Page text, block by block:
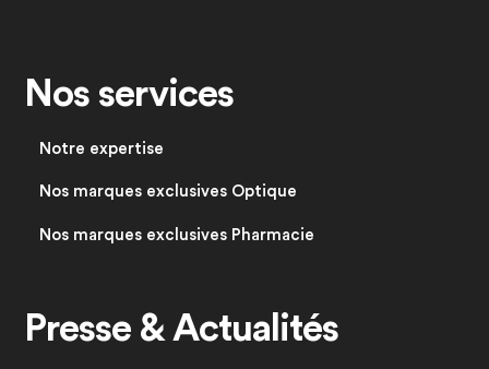
Nos services
Notre expertise
Nos marques exclusives Optique
Nos marques exclusives Pharmacie
Presse & Actualités